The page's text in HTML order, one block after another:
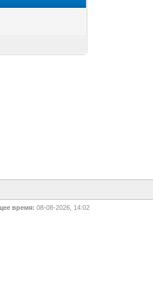
время: 08-08-2026, 14:02